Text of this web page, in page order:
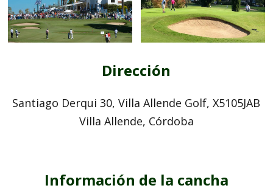
Dirección
Santiago Derqui 30, Villa Allende Golf, X5105JAB
Villa Allende, Córdoba
Información de la cancha